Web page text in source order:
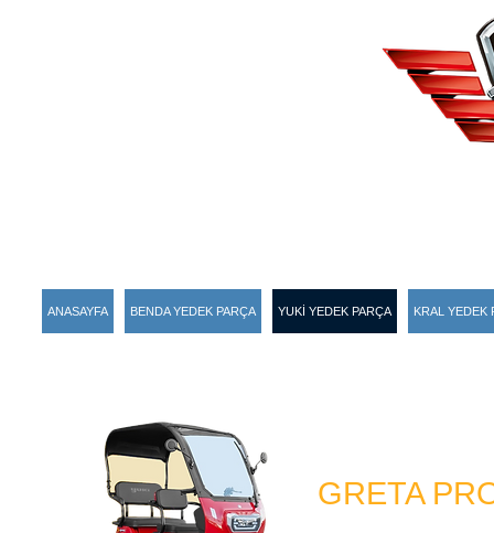
ANASAYFA BENDA YEDEK PARÇA YUKİ YEDEK PARÇA KRAL YEDEK
GRETA